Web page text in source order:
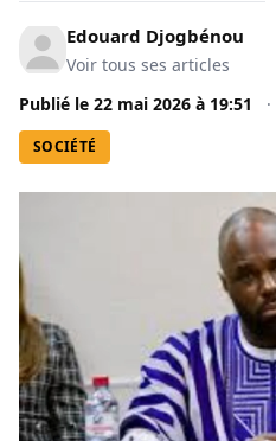
Edouard Djogbénou
Voir tous ses articles
Publié le 22 mai 2026 à 19:51 ·
SOCIÉTÉ